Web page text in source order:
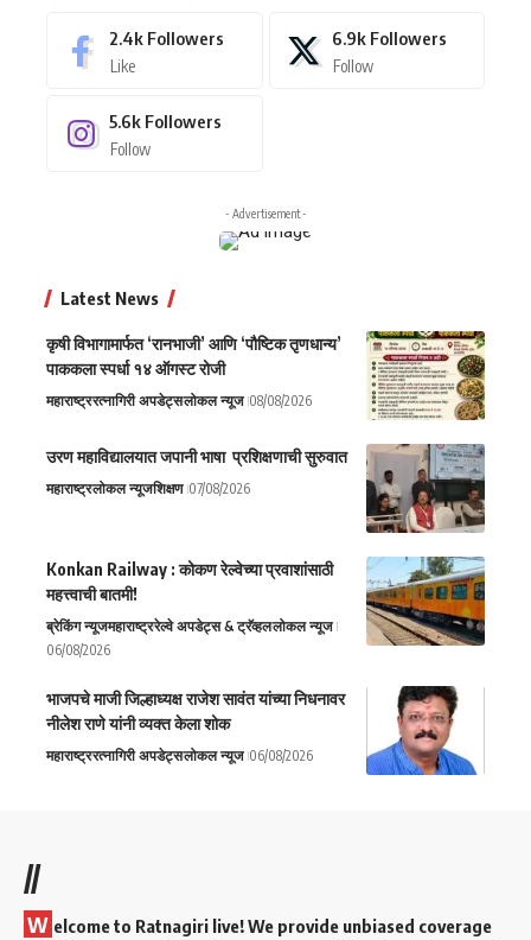
2.4k Followers
Like
6.9k Followers
Follow
5.6k Followers
Follow
- Advertisement -
Latest News
कृषी विभागामार्फत ‘रानभाजी’ आणि ‘पौष्टिक तृणधान्य’
पाककला स्पर्धा १४ ऑगस्ट रोजी
महाराष्ट्ररत्नागिरी अपडेट्सलोकल न्यूज 08/08/2026
उरण महाविद्यालयात जपानी भाषा प्रशिक्षणाची सुरुवात
महाराष्ट्रलोकल न्यूजशिक्षण 07/08/2026
Konkan Railway : कोकण रेल्वेच्या प्रवाशांसाठी
महत्त्वाची बातमी!
ब्रेकिंग न्यूजमहाराष्ट्ररेल्वे अपडेट्स & ट्रॅव्हललोकल न्यूज
06/08/2026
भाजपचे माजी जिल्हाध्यक्ष राजेश सावंत यांच्या निधनावर
नीलेश राणे यांनी व्यक्त केला शोक
महाराष्ट्ररत्नागिरी अपडेट्सलोकल न्यूज 06/08/2026
//
W elcome to Ratnagiri live! We provide unbiased coverage